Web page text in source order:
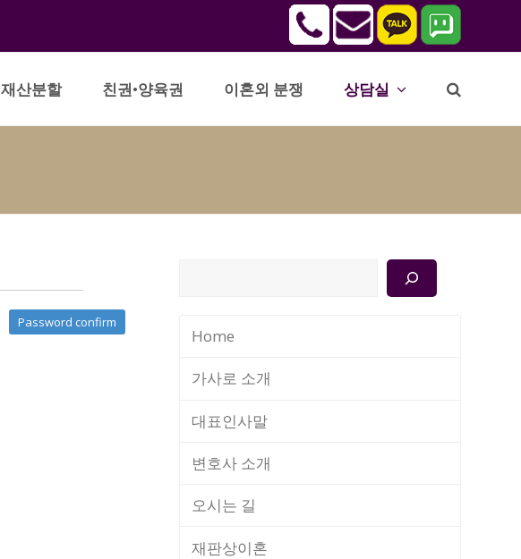
재산분할 친권•양육권 이혼외 분쟁 상담실
Password confirm
Home
가사로 소개
대표인사말
변호사 소개
오시는 길
재판상이혼